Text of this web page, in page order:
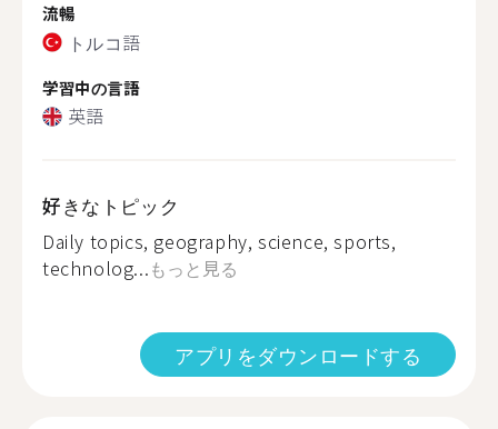
流暢
トルコ語
学習中の言語
英語
好きなトピック
Daily topics, geography, science, sports,
technolog...もっと見る
アプリをダウンロードする